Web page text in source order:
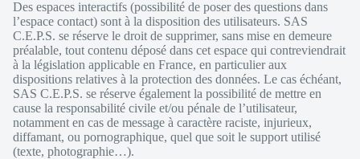
Des espaces interactifs (possibilité de poser des questions dans
l’espace contact) sont à la disposition des utilisateurs. SAS
C.E.P.S. se réserve le droit de supprimer, sans mise en demeure
préalable, tout contenu déposé dans cet espace qui contreviendrait
à la législation applicable en France, en particulier aux
dispositions relatives à la protection des données. Le cas échéant,
SAS C.E.P.S. se réserve également la possibilité de mettre en
cause la responsabilité civile et/ou pénale de l’utilisateur,
notamment en cas de message à caractère raciste, injurieux,
diffamant, ou pornographique, quel que soit le support utilisé
(texte, photographie…).